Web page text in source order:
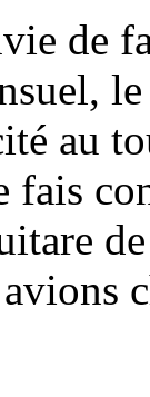
de
au
fais